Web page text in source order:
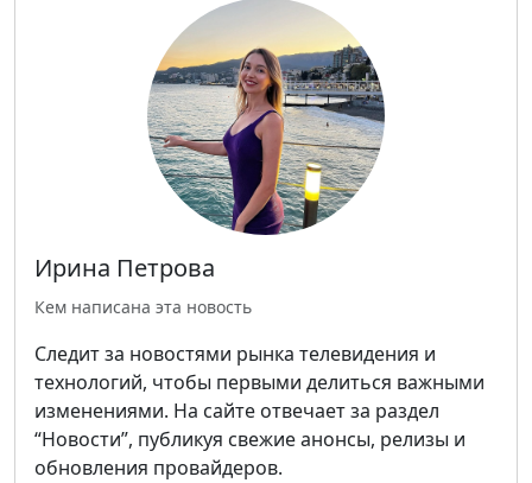
Ирина Петрова
Кем написана эта новость
Следит за новостями рынка телевидения и
технологий, чтобы первыми делиться важными
изменениями. На сайте отвечает за раздел
“Новости”, публикуя свежие анонсы, релизы и
обновления провайдеров.